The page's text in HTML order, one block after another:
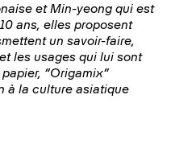
et Min-yeong qui est
ans, elles proposent
un savoir-faire,
les usages qui lui sont
“Origamix”
à la culture asiatique